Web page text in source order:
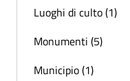
Luoghi di culto (1)
Monumenti (5)
Municipio (1)